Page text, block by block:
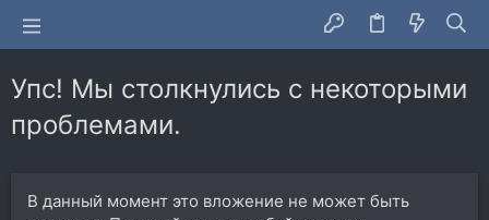
Упс! Мы столкнулись с некоторыми
проблемами.
В данный момент это вложение не может быть